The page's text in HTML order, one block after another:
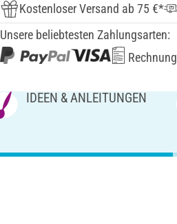
Kostenloser Versand ab 75 €*
Unsere beliebtesten Zahlungsarten:
Rechnung
IDEEN & ANLEITUNGEN